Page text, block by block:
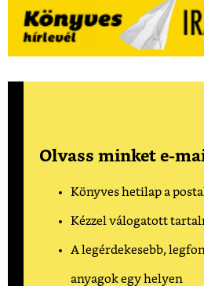
Olvass minket e-
Könyves hetilap a
Kézzel válogatott
A legérdekesebb,
anyagok egy helyen